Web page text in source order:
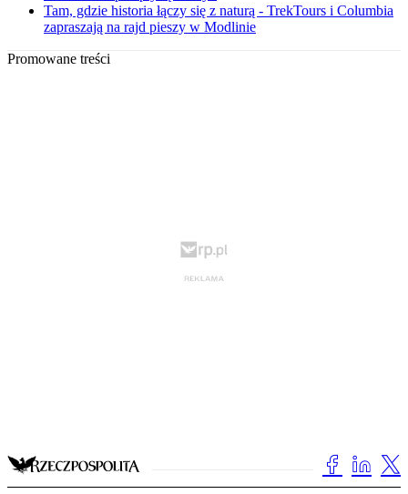
Tam, gdzie historia łączy się z naturą - TrekTours i Columbia
zapraszają na rajd pieszy w Modlinie
Promowane treści